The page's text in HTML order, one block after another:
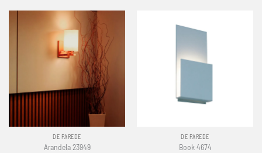
DE PAREDE
Arandela 23949
DE PAREDE
Book 4674